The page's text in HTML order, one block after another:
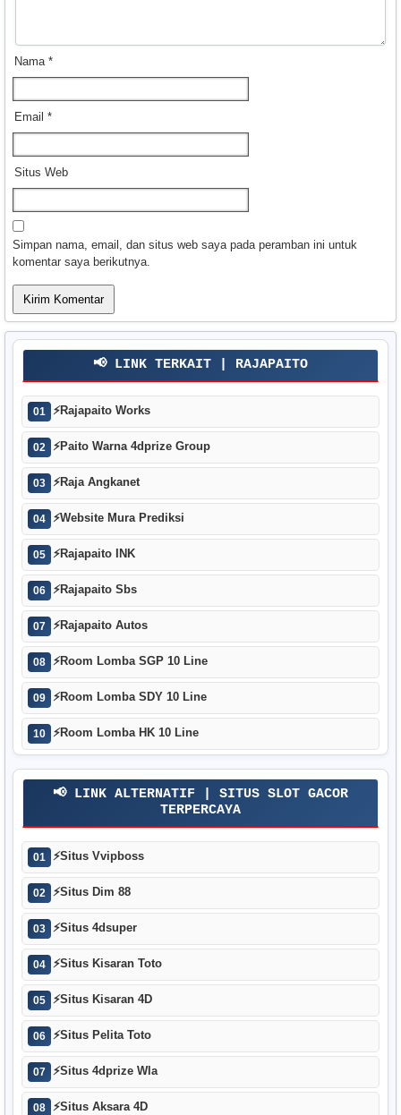
Nama *
Email *
Situs Web
Simpan nama, email, dan situs web saya pada peramban ini untuk
komentar saya berikutnya.
📢 LINK TERKAIT | RAJAPAITO
01 ⚡Rajapaito Works
02 ⚡Paito Warna 4dprize Group
03 ⚡Raja Angkanet
04 ⚡Website Mura Prediksi
05 ⚡Rajapaito INK
06 ⚡Rajapaito Sbs
07 ⚡Rajapaito Autos
08 ⚡Room Lomba SGP 10 Line
09 ⚡Room Lomba SDY 10 Line
10 ⚡Room Lomba HK 10 Line
📢 LINK ALTERNATIF | SITUS SLOT GACOR
TERPERCAYA
01 ⚡Situs Vvipboss
02 ⚡Situs Dim 88
03 ⚡Situs 4dsuper
04 ⚡Situs Kisaran Toto
05 ⚡Situs Kisaran 4D
06 ⚡Situs Pelita Toto
07 ⚡Situs 4dprize Wla
08 ⚡Situs Aksara 4D